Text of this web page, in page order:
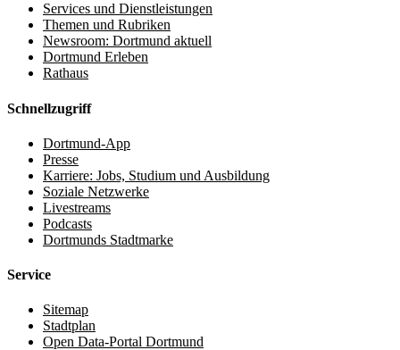
Services und Dienstleistungen
Themen und Rubriken
Newsroom: Dortmund aktuell
Dortmund Erleben
Rathaus
Schnellzugriff
Dortmund-App
Presse
Karriere: Jobs, Studium und Ausbildung
Soziale Netzwerke
Livestreams
Podcasts
Dortmunds Stadtmarke
Service
Sitemap
Stadtplan
Open Data-Portal Dortmund